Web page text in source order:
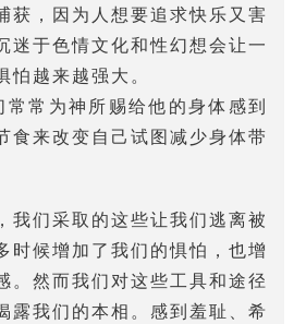
获，因为人想要追求快乐又害
迷于色情文化和性幻想会让一
怕越来越强大。
常常为神所赐给他的身体感到
食来改变自己试图减少身体带
我们采取的这些让我们逃离被
时候增加了我们的惧怕，也增
。然而我们对这些工具和途径
露我们的本相。感到羞耻、希